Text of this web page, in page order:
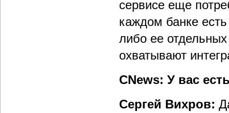
сервисе еще
каждом банке
либо ее
охватывают
CNews: У вас
Сергей Вихров: